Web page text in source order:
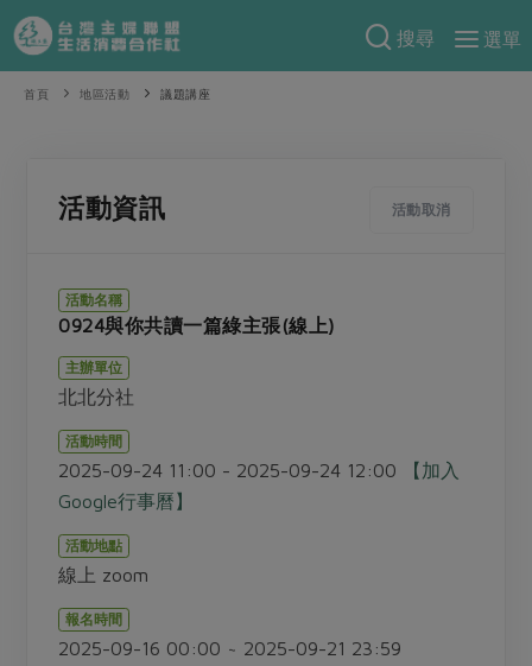
搜尋
選單
產品分類
芽苗類
奶蛋豆・五穀
肉品・水產
畜產肉類
水畜加工品
調理食材・點心
食材
麵食
肉食
海鮮
蔬食
蛋料理
料理方式
烘焙．點心
特別企畫
把最好的台灣味帶回家！
2026年端午節預購圓滿結束
更多預購活動
當季產品
合作25-經典快閃最後一週
合作25-精選產品第四彈
合作25-精選產品第三彈
觀點文章
主婦食堂
社內大小事
產品故事
樂齡生活
廚房瑜伽
關注議題
減硝酸鹽 惜食
關於合作社
認識合作社
關於我們
合作社組織
員工與求才
自主把關
重要公告
首頁 地區活動 議題講座
活動取消
活動資訊
活動名稱
0924與你共讀一篇綠主張(線上)
主辦單位
北北分社
活動時間
2025-09-24 11:00 - 2025-09-24 12:00
【加入
Google行事曆】
活動地點
線上 zoom
報名時間
2025-09-16 00:00 ~ 2025-09-21 23:59